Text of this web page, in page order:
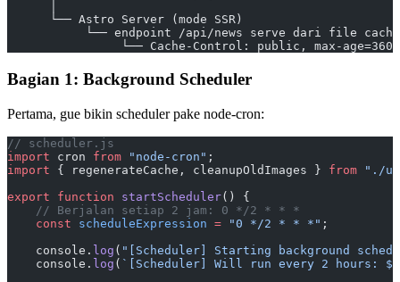
      └── Astro Server (mode SSR)
           └── endpoint /api/news serve dari file cache
                └── Cache-Control: public, max-age=3600
Bagian 1: Background Scheduler
Pertama, gue bikin scheduler pake node-cron:
// scheduler.js
import cron from "node-cron" ;
import { regenerateCache, cleanupOldImages } from "./
export function startScheduler() {
    // Berjalan setiap 2 jam: 0 */2 * * *
    const
scheduleExpression = "0 */2 * * *" ;
    console.
log ( "[Scheduler] Starting background
    console.
log ( `[Scheduler] Will run every 2 hours: ${